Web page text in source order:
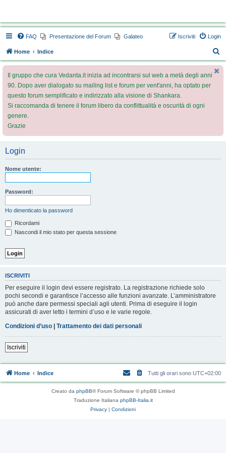
FAQ Presentazione del Forum Galateo Login
Iscriviti
Home Indice
e
Il gruppo che cura Vedanta.it inizia ad incontrarsi sul web a metà degli anni
90. Dopo aver dialogato su mailing list e forum per vent'anni, ha optato per
questo forum semplificato e indirizzato alla visione di Shankara.
Si raccomanda di tenere il forum libero da conflittualità e oscurità di ogni
genere.
Grazie
Login
Nome utente:
Password:
Ho dimenticato la password
Ricordami
Nascondi il mio stato per questa sessione
ISCRIVITI
Per eseguire il login devi essere registrato. La registrazione richiede solo
pochi secondi e garantisce l’accesso alle funzioni avanzate. L’amministratore
può anche dare permessi speciali agli utenti. Prima di eseguire il login
assicurati di aver letto i termini d’uso e le varie regole.
Condizioni d’uso | Trattamento dei dati personali
Iscriviti
Home Indice Tutti gli orari sono UTC+02:00
Creato da phpBB® Forum Software © phpBB Limited
Traduzione Italiana phpBB-Italia.it
Privacy | Condizioni